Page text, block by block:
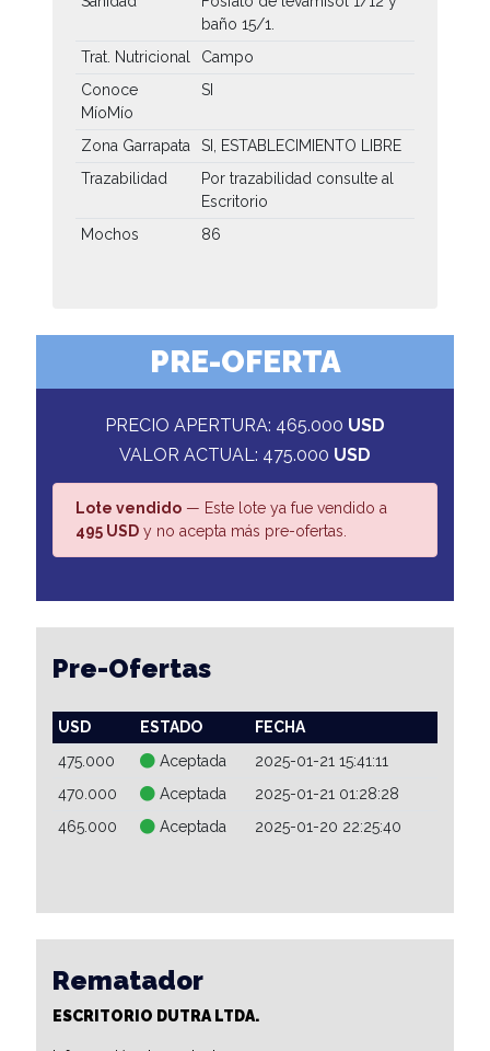
baño 15/1.
Trat. Nutricional
Campo
Conoce
MíoMío
SI
Zona Garrapata
SI, ESTABLECIMIENTO LIBRE
Trazabilidad
Por trazabilidad consulte al
Escritorio
Mochos
86
PRE-OFERTA
PRECIO APERTURA: 465.000 USD
VALOR ACTUAL: 475.000 USD
Lote vendido — Este lote ya fue vendido a
495 USD y no acepta más pre-ofertas.
Pre-Ofertas
USD ESTADO
FECHA
475.000
Aceptada
2025-01-21 15:41:11
470.000
Aceptada
2025-01-21 01:28:28
465.000
Aceptada 2025-01-20 22:25:40
Rematador
ESCRITORIO DUTRA LTDA.